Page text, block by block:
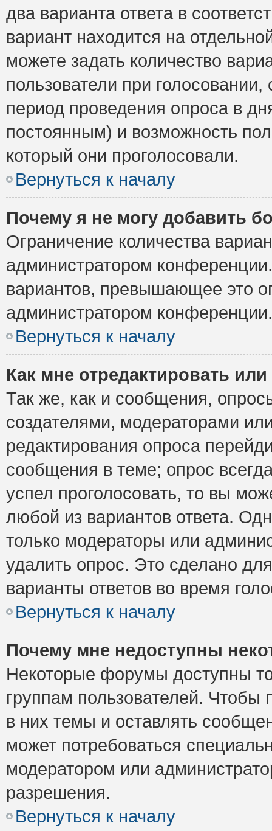
два варианта ответа в
вариант находится на
можете задать количество
пользователи при
период проведения опроса в
постоянным) и возможность
который они проголосовали.
Вернуться к началу
Почему я не могу добавить
Ограничение количества
администратором
вариантов, превышающее это
администратором конференции.
Вернуться к началу
Как мне отредактировать
Так же, как и сообщения,
создателями, модераторами
редактирования опроса
сообщения в теме; опрос
успел проголосовать, то вы
любой из вариантов ответа.
только модераторы или
удалить опрос. Это сделано
варианты ответов во время
Вернуться к началу
Почему мне недоступны
Некоторые форумы доступны
группам пользователей. Чтобы
в них темы и оставлять
может потребоваться
модератором или
разрешения.
Вернуться к началу